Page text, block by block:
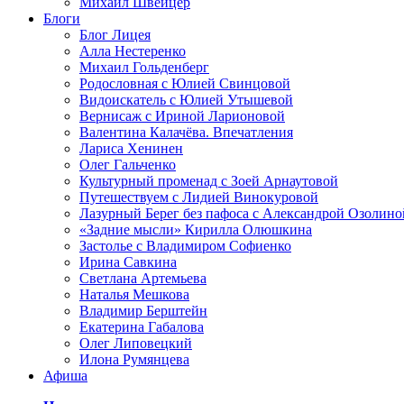
Блоги
Блог Лицея
Алла Нестеренко
Михаил Гольденберг
Родословная с Юлией Свинцовой
Видоискатель с Юлией Утышевой
Вернисаж с Ириной Ларионовой
Валентина Калачёва. Впечатления
Лариса Хенинен
Олег Гальченко
Культурный променад с Зоей Арнаутовой
Путешествуем с Лидией Винокуровой
Лазурный Берег без пафоса с Александрой
«Задние мысли» Кирилла Олюшкина
Застолье с Владимиром Софиенко
Ирина Савкина
Светлана Артемьева
Наталья Мешкова
Владимир Берштейн
Екатерина Габалова
Олег Липовецкий
Илона Румянцева
Афиша